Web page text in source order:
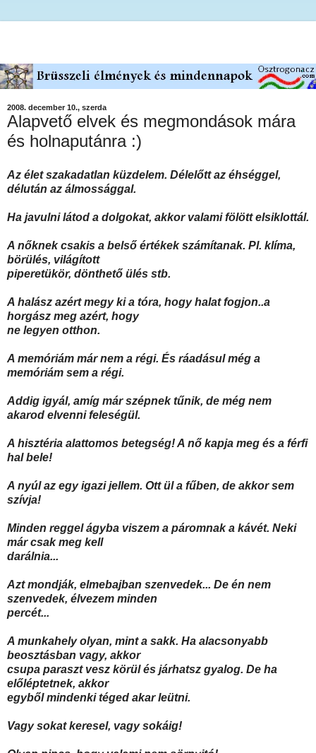
2008. december 10., szerda
Alapvető elvek és megmondások mára
és holnaputánra :)
Az élet szakadatlan küzdelem. Délelőtt az éhséggel,
délután az álmossággal.
Ha javulni látod a dolgokat, akkor valami fölött elsiklottál.
A nőknek csakis a belső értékek számítanak. Pl. klíma,
börülés, világított
piperetükör, dönthető ülés stb.
A halász azért megy ki a tóra, hogy halat fogjon..a
horgász meg azért, hogy
ne legyen otthon.
A memóriám már nem a régi. És ráadásul még a
memóriám sem a régi.
Addig igyál, amíg már szépnek tűnik, de még nem
akarod elvenni feleségül.
A hisztéria alattomos betegség! A nő kapja meg és a férfi
hal bele!
A nyúl az egy igazi jellem. Ott ül a fűben, de akkor sem
szívja!
Minden reggel ágyba viszem a páromnak a kávét. Neki
már csak meg kell
darálnia...
Azt mondják, elmebajban szenvedek... De én nem
szenvedek, élvezem minden
percét...
A munkahely olyan, mint a sakk. Ha alacsonyabb
beosztásban vagy, akkor
csupa paraszt vesz körül és járhatsz gyalog. De ha
előléptetnek, akkor
egyből mindenki téged akar leütni.
Vagy sokat keresel, vagy sokáig!